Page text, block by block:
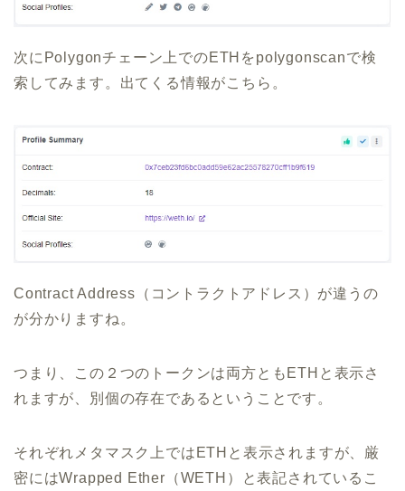
次にPolygonチェーン上でのETHをpolygonscanで検
索してみます。出てくる情報がこちら。
Contract Address（コントラクトアドレス）が違うの
が分かりますね。
つまり、この２つのトークンは両方ともETHと表示さ
れますが、別個の存在であるということです。
それぞれメタマスク上ではETHと表示されますが、厳
密にはWrapped Ether（WETH）と表記されているこ